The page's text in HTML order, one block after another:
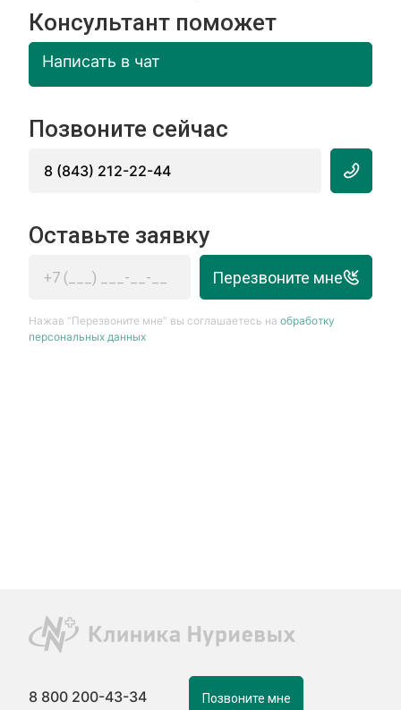
Консультант поможет
Написать в чат
Позвоните сейчас
8 (843) 212-22-44
Оставьте заявку
Перезвоните мне
Нажав “Перезвоните мне” вы соглашаетесь наобработку
персональных данных
8 800 200-43-34 Позвоните мне